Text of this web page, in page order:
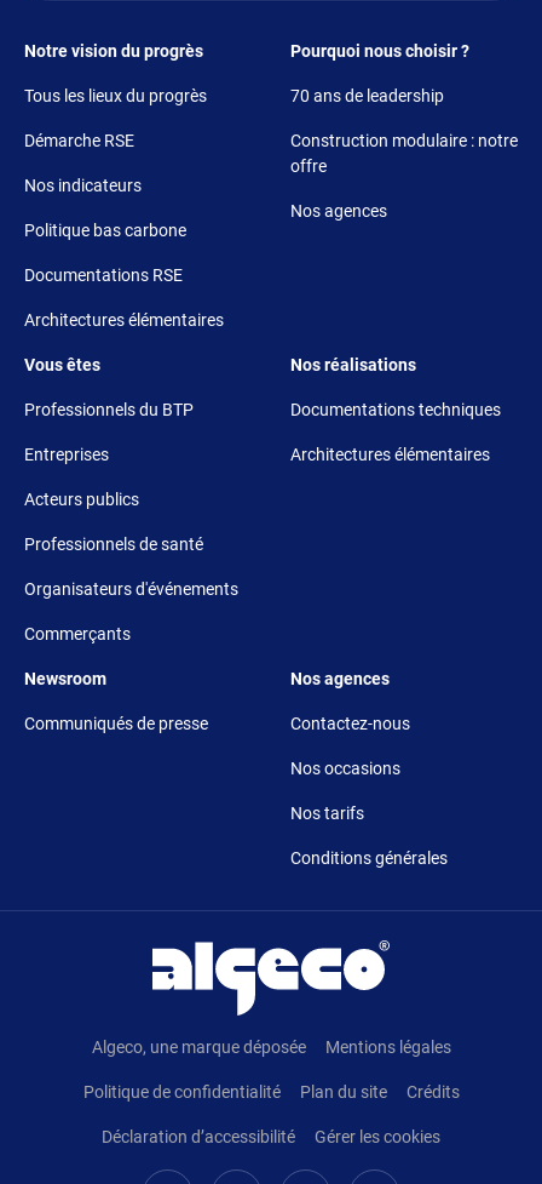
Footer 1
Notre vision du progrès
Tous les lieux du progrès
Démarche RSE
Nos indicateurs
Politique bas carbone
Documentations RSE
Architectures élémentaires
Footer 2
Pourquoi nous choisir ?
70 ans de leadership
Construction modulaire : notre
offre
Nos agences
Footer 3
Vous êtes
Professionnels du BTP
Entreprises
Acteurs publics
Professionnels de santé
Organisateurs d'événements
Commerçants
Footer 4
Nos réalisations
Documentations techniques
Architectures élémentaires
Footer 5
Newsroom
Communiqués de presse
Footer 6
Nos agences
Contactez-nous
Nos occasions
Nos tarifs
Conditions générales
Algeco, une marque déposée Mentions légales
Politique de confidentialité Plan du site Crédits
Déclaration d’accessibilité Gérer les cookies